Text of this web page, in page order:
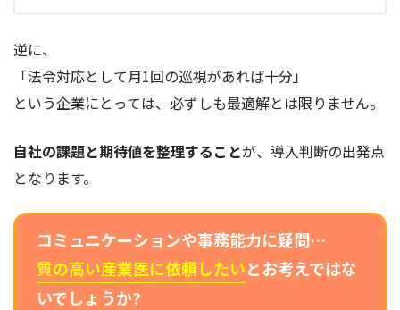
逆に、
「法令対応として月1回の巡視があれば十分」
という企業にとっては、必ずしも最適解とは限りません。
自社の課題と期待値を整理することが、導入判断の出発点
となります。
コミュニケーションや事務能力に疑問…
質の高い産業医に依頼したいとお考えではな
いでしょうか?